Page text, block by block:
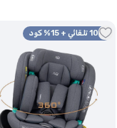
10% تلقائي + 15% كود